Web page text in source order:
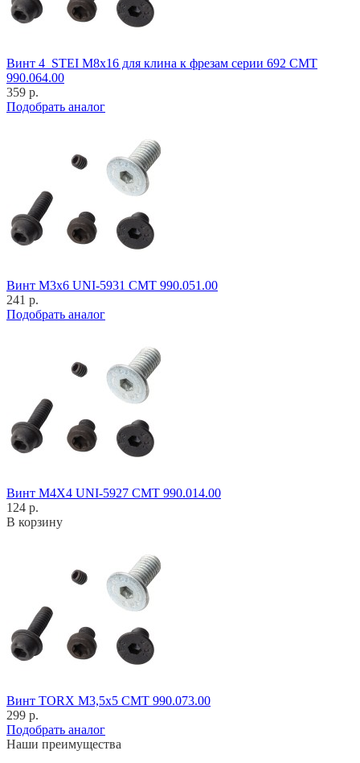
Винт 4_STEI M8x16 для клина к фрезам серии 692 CMT
990.064.00
359 р.
Подобрать аналог
Винт M3x6 UNI-5931 CMT 990.051.00
241 р.
Подобрать аналог
Винт M4X4 UNI-5927 CMT 990.014.00
124 р.
В корзину
Винт TORX M3,5x5 CMT 990.073.00
299 р.
Подобрать аналог
Наши преимущества